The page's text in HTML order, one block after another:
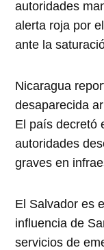
autoridades
alerta roja por
ante la
Nicaragua
desaparecida
El país decretó
autoridades
graves en
El Salvador es
influencia de
servicios de